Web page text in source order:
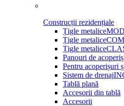
Construcții rezidențiale
Țigle metalice
Țigle metalice
Țigle metalice
Panouri de acoperiș
Pentru acoperișuri
Sistem de drenaj
Tablă plană
Accesorii din tablă
Accesorii